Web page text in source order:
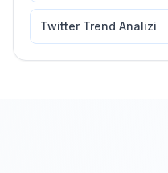
Twitter Trend Analizi